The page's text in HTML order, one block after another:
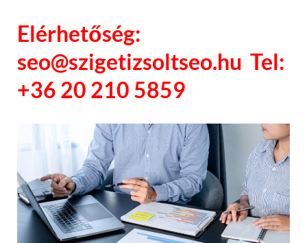
Elérhetőség:
seo@szigetizsoltseo.hu Tel:
+36 20 210 5859